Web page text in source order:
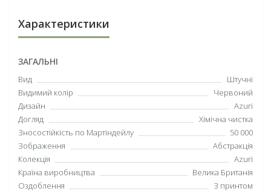
Характеристики
ЗАГАЛЬНІ
Вид
Штучні
Видимий колір
Червоний
Дизайн
Azuri
Догляд
Хімічна чистка
Зносостійкість по Мартіндейлу
50 000
Зображення
Абстракція
Колекція
Azuri
Країна виробництва
Велика Британія
Оздоблення
З принтом